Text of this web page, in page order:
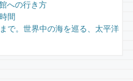
への行き方
間
で。世界中の海を巡る、太平洋